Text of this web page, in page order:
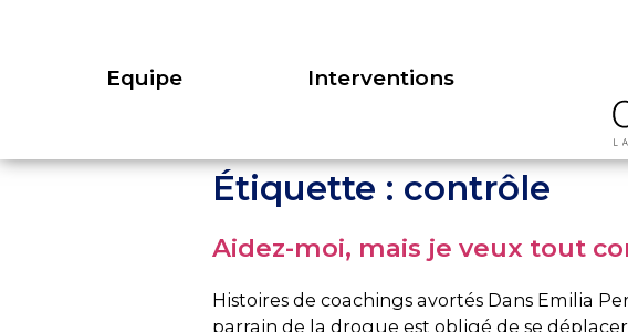
Equipe
Interventions
Étiquette : contrôle
Aidez-moi, mais je veux tout
Histoires de coachings avortés Dans Emilia
parrain de la drogue est obligé de se